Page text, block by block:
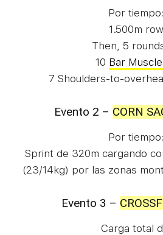
Por tiempo:
1.500m row
Then, 5
10 Bar
7 Shoulders-to-
Evento 2 – CORN
Por tiempo:
Sprint de 320m cargando
(23/14kg) por las zonas
Evento 3 –
Carga total